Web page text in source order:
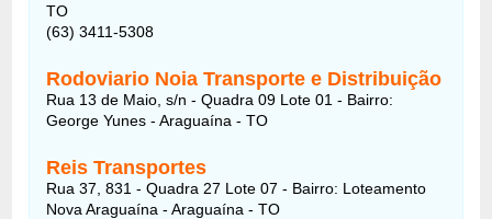
TO
(63) 3411-5308
Rodoviario Noia Transporte e Distribuição
Rua 13 de Maio, s/n - Quadra 09 Lote 01 - Bairro:
George Yunes - Araguaína - TO
Reis Transportes
Rua 37, 831 - Quadra 27 Lote 07 - Bairro: Loteamento
Nova Araguaína - Araguaína - TO